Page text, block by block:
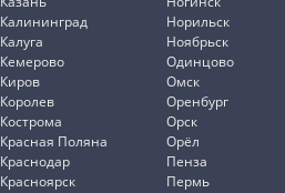
Калининград
Калуга
Кемерово
Киров
Королев
Кострома
Красная Поляна
Краснодар
Красноярск
Норильск
Ноябрьск
Одинцово
Омск
Оренбург
Орск
Орёл
Пенза
Пермь